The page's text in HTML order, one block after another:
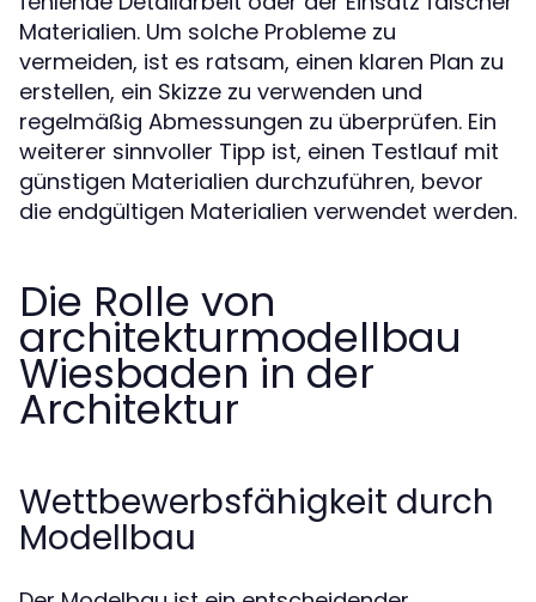
Materialien. Um solche Probleme zu
vermeiden, ist es ratsam, einen klaren Plan zu
erstellen, ein Skizze zu verwenden und
regelmäßig Abmessungen zu überprüfen. Ein
weiterer sinnvoller Tipp ist, einen Testlauf mit
günstigen Materialien durchzuführen, bevor
die endgültigen Materialien verwendet werden.
Die Rolle von
architekturmodellbau
Wiesbaden in der
Architektur
Wettbewerbsfähigkeit durch
Modellbau